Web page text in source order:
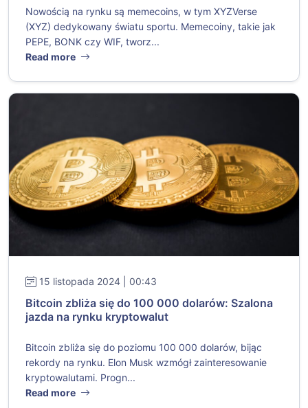
Nowością na rynku są memecoins, w tym XYZVerse
(XYZ) dedykowany światu sportu. Memecoiny, takie jak
PEPE, BONK czy WIF, tworz...
Read more
15 listopada 2024 | 00:43
Bitcoin zbliża się do 100 000 dolarów: Szalona
jazda na rynku kryptowalut
Bitcoin zbliża się do poziomu 100 000 dolarów, bijąc
rekordy na rynku. Elon Musk wzmógł zainteresowanie
kryptowalutami. Progn...
Read more